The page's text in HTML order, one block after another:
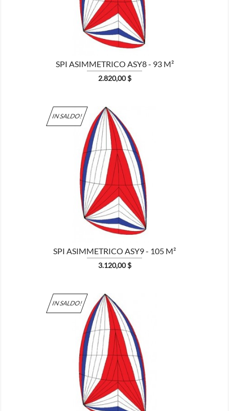
SPI ASIMMETRICO ASY8 - 93 M²
Prezzo
2.820,00 $
IN SALDO!
SPI ASIMMETRICO ASY9 - 105 M²
Prezzo
3.120,00 $

IN SALDO!
